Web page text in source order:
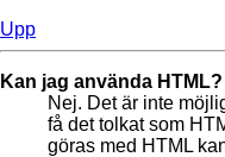
Upp
Kan jag använda HTML?
Nej. Det är inte
få det tolkat som
göras med HTML